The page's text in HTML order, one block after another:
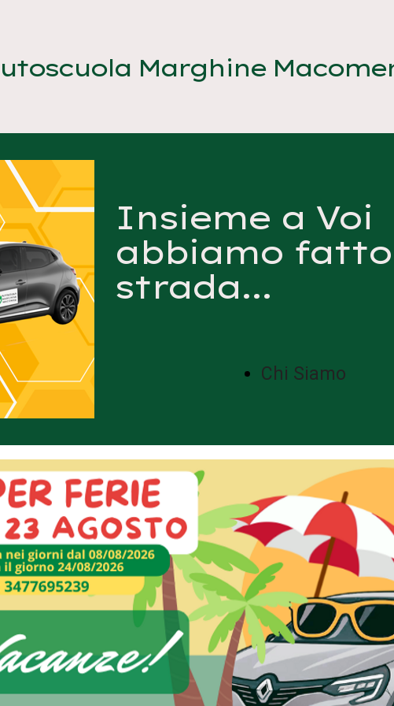
Marghine
Insieme a Voi
abbiamo
strada...
Chi Siamo